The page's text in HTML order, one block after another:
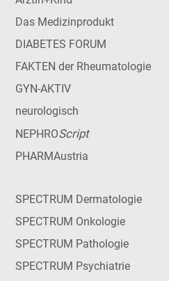
Das Medizinprodukt
DIABETES FORUM
FAKTEN der Rheumatologie
GYN-AKTIV
neurologisch
NEPHROScript
PHARMAustria
SPECTRUM Dermatologie
SPECTRUM Onkologie
SPECTRUM Pathologie
SPECTRUM Psychiatrie